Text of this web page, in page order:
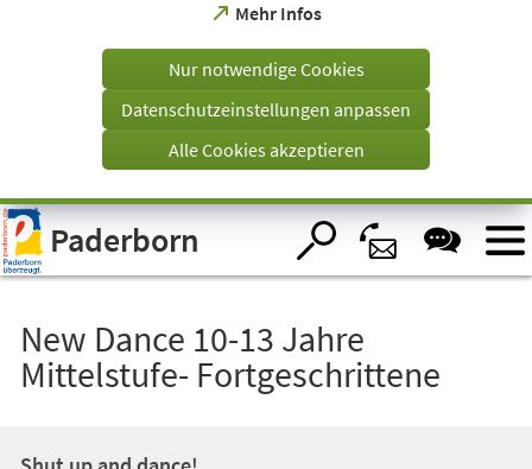
Visuelle
Assistenzsoftware
öffnen.
Mehr Infos
(Öffnet
einem
Tab)
Nur notwendige Cookies
Datenschutzeinstellungen anpassen
Alle Cookies akzeptieren
Paderborn
New Dance 10-13 Jahre
Mittelstufe- Fortgeschrittene